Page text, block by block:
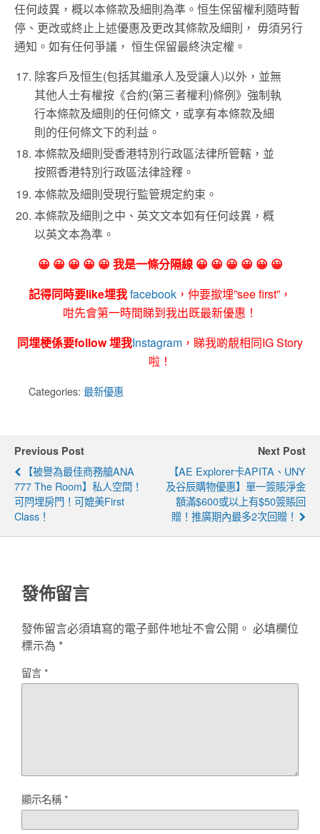
任何歧異，概以本條款及細則為準。恒生保留權利隨時暫
停、更改或終止上述優惠及更改其條款及細則， 毋須另行
通知。如有任何爭議， 恒生保留最終決定權。
除客戶及恒生(包括其繼承人及受讓人)以外，並無
其他人士有權按《合約(第三者權利)條例》強制執
行本條款及細則的任何條文，或享有本條款及細
則的任何條文下的利益。
本條款及細則受香港特別行政區法律所管轄，並
按照香港特別行政區法律詮釋。
本條款及細則受現行監管規定約束。
本條款及細則之中、英文文本如有任何歧異，概
以英文本為準。
😀 😀 😀 😀 😀 我是一條分隔線 😀 😀 😀 😀 😀 😀
記得同時要like埋我facebook ，仲要撳埋”see first”，
咁先會第一時間睇到我出既最新優惠！
同埋梗係要follow 埋我Instagram ，睇我啲靚相同IG Story
啦！
Categories: 最新優惠
Previous Post
【被譽為最佳商務艙ANA
777 The Room】私人空間！
可閂埋房門！可媲美First
Class！
Next Post
【AE Explorer卡APITA、UNY
及谷辰購物優惠】單一簽賬淨金
額滿$600或以上有$50簽賬回
贈！推廣期內最多2次回贈！
發佈留言
發佈留言必須填寫的電子郵件地址不會公開。 必填欄位
標示為 *
留言*
顯示名稱*